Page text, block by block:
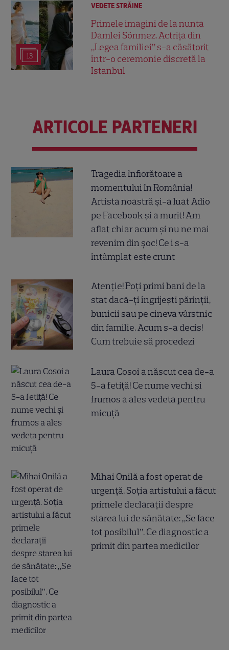
13
VEDETE STRĂINE
Primele imagini de la nunta
Damlei Sönmez. Actrița din
„Legea familiei” s-a căsătorit
într-o ceremonie discretă la
Istanbul
ARTICOLE PARTENERI
Tragedia înfiorătoare a
momentului în România!
Artista noastră și-a luat Adio
pe Facebook și a murit! Am
aflat chiar acum și nu ne mai
revenim din șoc! Ce i s-a
întâmplat este crunt
Atenție! Poți primi bani de la
stat dacă-ți îngrijești părinții,
bunicii sau pe cineva vârstnic
din familie. Acum s-a decis!
Cum trebuie să procedezi
Laura Cosoi a născut cea de-a
5-a fetiță! Ce nume vechi și
frumos a ales vedeta pentru
micuță
Mihai Onilă a fost operat de
urgență. Soția artistului a făcut
primele declarații despre
starea lui de sănătate: „Se face
tot posibilul”. Ce diagnostic a
primit din partea medicilor